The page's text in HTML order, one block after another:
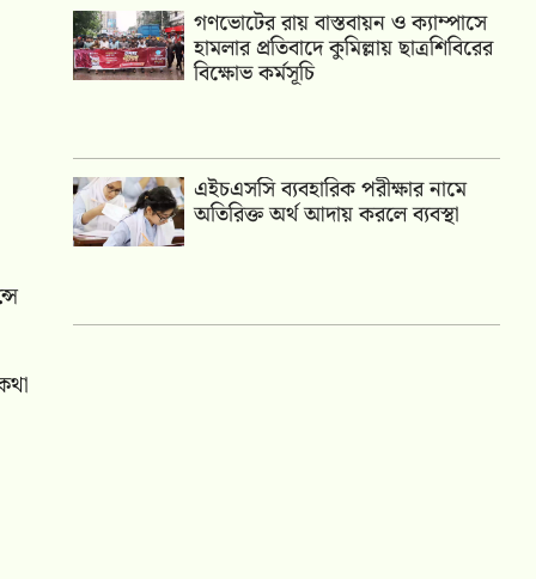
গণভোটের রায় বাস্তবায়ন ও ক্যাম্পাসে
হামলার প্রতিবাদে কুমিল্লায় ছাত্রশিবিরের
বিক্ষোভ কর্মসূচি
এইচএসসি ব্যবহারিক পরীক্ষার নামে
অতিরিক্ত অর্থ আদায় করলে ব্যবস্থা